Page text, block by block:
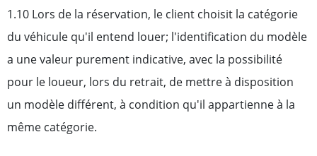
1.10 Lors de la réservation, le client choisit la catégorie
du véhicule qu'il entend louer; l'identification du modèle
a une valeur purement indicative, avec la possibilité
pour le loueur, lors du retrait, de mettre à disposition
un modèle différent, à condition qu'il appartienne à la
même catégorie.